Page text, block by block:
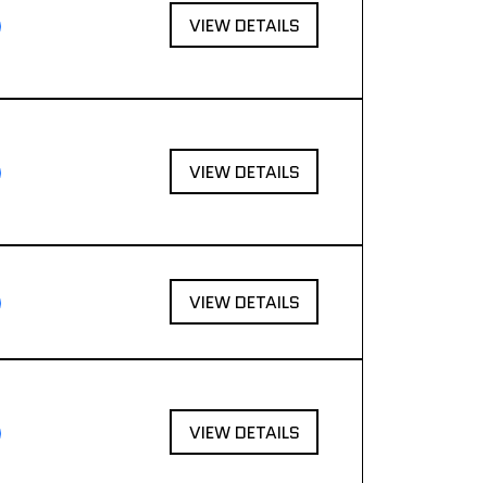
VIEW DETAILS
VIEW DETAILS
VIEW DETAILS
VIEW DETAILS